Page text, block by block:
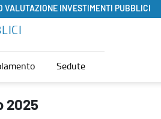
VALUTAZIONE INVESTIMENTI PUBBLICI
Sedute
Pubblici
2025